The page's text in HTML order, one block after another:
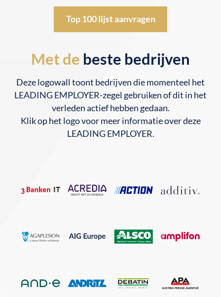
Top 100 lijst aanvragen
Met de beste bedrijven
Deze logowall toont bedrijven die momenteel het
LEADING EMPLOYER-zegel gebruiken of dit in het
verleden actief hebben gedaan.
Klik op het logo voor meer informatie over deze
LEADING EMPLOYER.